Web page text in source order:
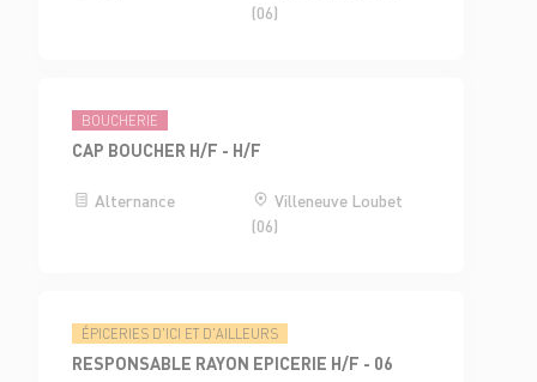
(06)
BOUCHERIE
CAP BOUCHER H/F - H/F
Alternance
Villeneuve Loubet
(06)
ÉPICERIES D'ICI ET D'AILLEURS
RESPONSABLE RAYON EPICERIE H/F - 06